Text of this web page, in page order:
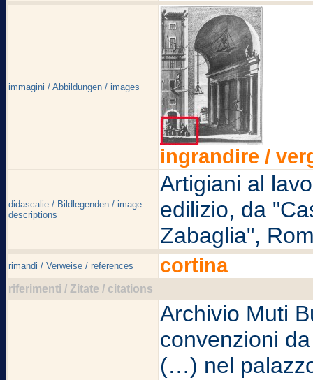
immagini / Abbildungen / images
ingrandire /
didascalie / Bildlegenden / image
descriptions
Artigiani al
edilizio, da
Zabaglia",
rimandi / Verweise / references cortina
riferimenti / Zitate / citations
Archivio Muti
convenzioni
(…) nel